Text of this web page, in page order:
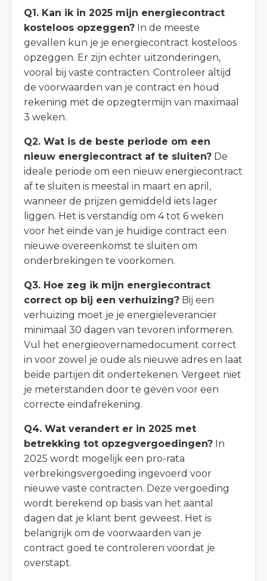
Q1. Kan ik in 2025 mijn energiecontract
kosteloos opzeggen? In de meeste
gevallen kun je je energiecontract kosteloos
opzeggen. Er zijn echter uitzonderingen,
vooral bij vaste contracten. Controleer altijd
de voorwaarden van je contract en houd
rekening met de opzegtermijn van maximaal
3 weken.
Q2. Wat is de beste periode om een
nieuw energiecontract af te sluiten? De
ideale periode om een nieuw energiecontract
af te sluiten is meestal in maart en april,
wanneer de prijzen gemiddeld iets lager
liggen. Het is verstandig om 4 tot 6 weken
voor het einde van je huidige contract een
nieuwe overeenkomst te sluiten om
onderbrekingen te voorkomen.
Q3. Hoe zeg ik mijn energiecontract
correct op bij een verhuizing? Bij een
verhuizing moet je je energieleverancier
minimaal 30 dagen van tevoren informeren.
Vul het energieovernamedocument correct
in voor zowel je oude als nieuwe adres en laat
beide partijen dit ondertekenen. Vergeet niet
je meterstanden door te geven voor een
correcte eindafrekening.
Q4. Wat verandert er in 2025 met
betrekking tot opzegvergoedingen? In
2025 wordt mogelijk een pro-rata
verbrekingsvergoeding ingevoerd voor
nieuwe vaste contracten. Deze vergoeding
wordt berekend op basis van het aantal
dagen dat je klant bent geweest. Het is
belangrijk om de voorwaarden van je
contract goed te controleren voordat je
overstapt.